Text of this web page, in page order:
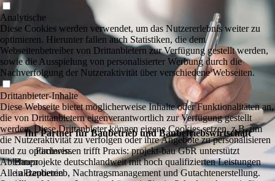
Ihr Partner für Baubetrieb und Baubetriebswirtschaft
Fachwissen trifft Praxis: projekt-bau GbR unterstützt
Bauprojekte deutschlandweit mit hoch qualifizierten Leistungen
in Baubetrieb, Nachtragsmanagement und Gutachtenerstellung.
Analytische
Diese Cookies werden verwendet, um das Nutzererlebnis weiter zu
optimieren. Hierunter fallen auch Statistiken, die dem
Webseitenbetreiber von Drittanbietern zur Verfügung gestellt werden,
sowie die Ausspielung von personalisierter Werbung durch die
Nachverfolgung der Nutzeraktivität über verschiedene Webseiten.
Drittanbieter-Inhalte
Diese Webseite bietet möglicherweise Inhalte oder Funktionalitäten an,
die von Drittanbietern eigenverantwortlich zur Verfügung gestellt
werden. Diese Drittanbieter können eigene Cookies setzen, z.B. um
die Nutzeraktivität zu verfolgen oder ihre Angebote zu personalisieren
und zu optimieren.
Ablehnen
Alle akzeptieren